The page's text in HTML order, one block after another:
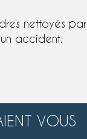
nettoyés par
accident.
VOUS